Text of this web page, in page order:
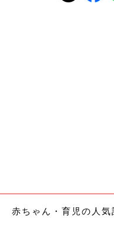
のが実優です。やっと“実
という漢字を入れました」
赤ちゃん・育児の人